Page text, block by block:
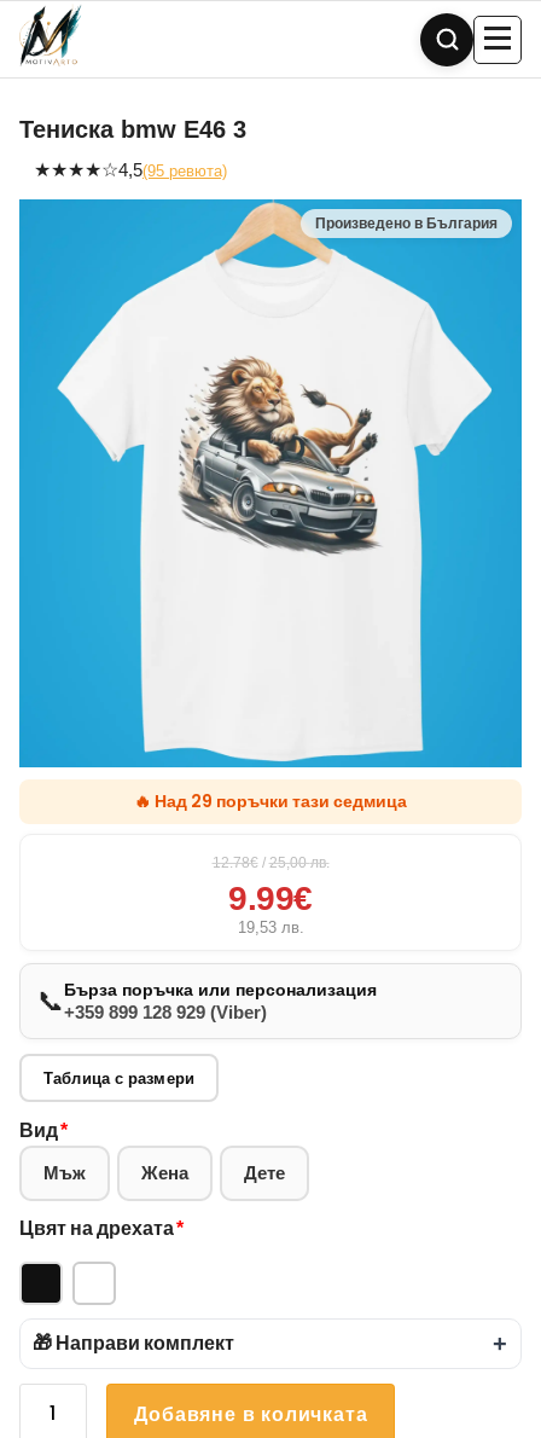
Skip
content
Тениска bmw Е46 3
★★★★☆4,5(95 ревюта)
🔥 Над 29 поръчки тази седмица
12.78€ / 25,00лв.
9.99€
19,53 лв.
📞Бърза поръчка или персонализация
+359 899 128 929 (Viber)
Таблица с размери
Вид*
Мъж Жена Дете
Цвят на дрехата*
🎁 Направи комплект +
количество
Добавяне в количката